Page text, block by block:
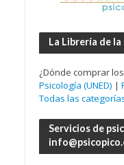
La Librería de
¿Dónde comprar
Psicología (UNED) |
Todas las
Servicios de